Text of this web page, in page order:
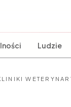
Ludzie